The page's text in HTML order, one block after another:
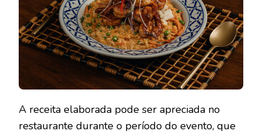
A receita elaborada pode ser apreciada no
restaurante durante o período do evento, que